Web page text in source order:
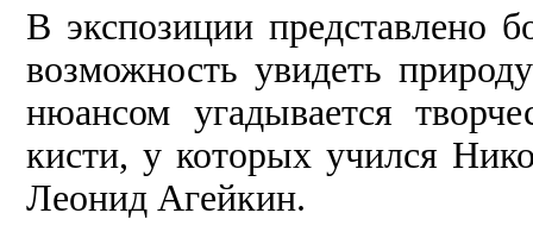
В экспозиции пред­ставлено
возмож­ность увидеть
нюансом угадывается
кисти, у которых учился
Леонид Агейкин.